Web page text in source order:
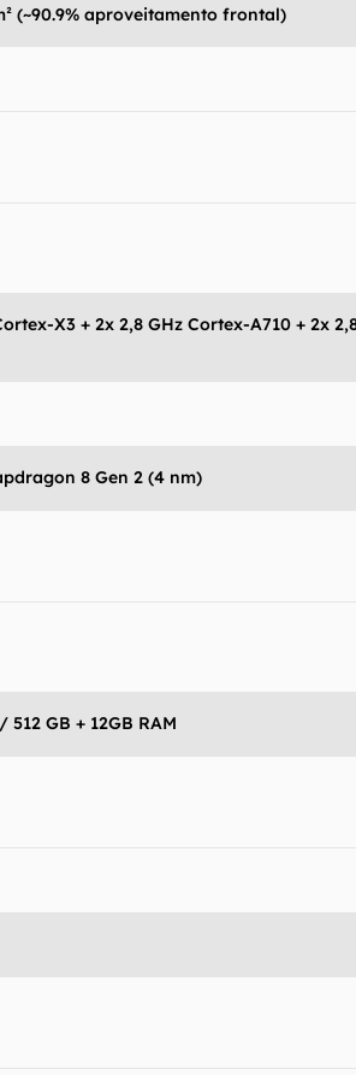
(~90.9% aproveitamento frontal)
X3 + 2x 2,8 GHz Cortex-A710 + 2x
8 Gen 2 (4 nm)
512 GB + 12GB RAM
para encontrar e manter
oficial do fabricante ou
por quaisquer erros ou
uso dessas informações. As
o uso dessas informações.